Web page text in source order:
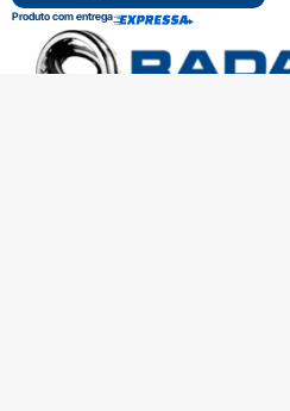
Produto com entrega